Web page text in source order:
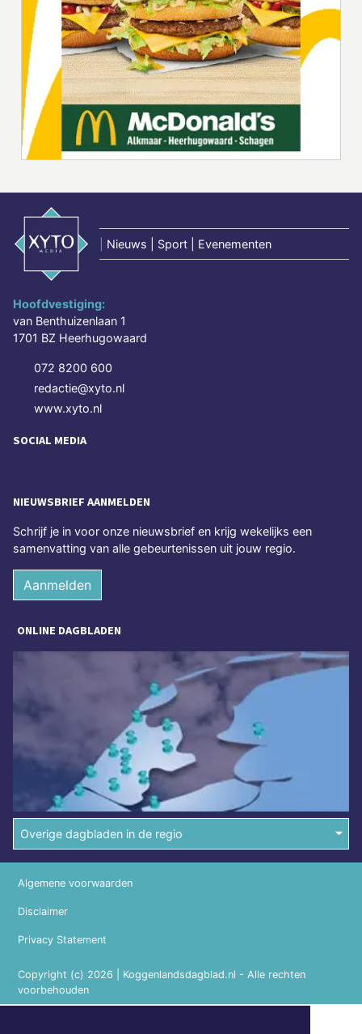
Nieuws | Sport | Evenementen
Hoofdvestiging:
van Benthuizenlaan 1
1701 BZ Heerhugowaard
072 8200 600
redactie@xyto.nl
www.xyto.nl
SOCIAL MEDIA
NIEUWSBRIEF AANMELDEN
Schrijf je in voor onze nieuwsbrief en krijg wekelijks een
samenvatting van alle gebeurtenissen uit jouw regio.
Aanmelden
ONLINE DAGBLADEN
Overige dagbladen in de regio
Copyright (c) 2026 | Koggenlandsdagblad.nl - Alle rechten
voorbehouden
Algemene voorwaarden
Disclaimer
Privacy Statement